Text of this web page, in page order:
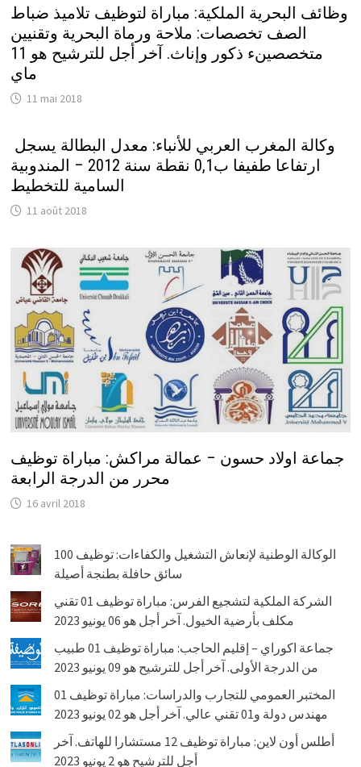
وظائف البحرية الملكية: مباراة لتوظيف تلاميذ ضباط
الصف تخصصات: ملاحة ورماة البحرية وتقنيين
متخصصينء ذكور وإناث. آخر أجل للترشيح هو 11
ماي
11 mai 2018
ارتفاعا طفيفا ب0,1 نقطة سنة 2012 – المندوبية
السامية للتخطيط
11 août 2018
جماعة اولاد حسون – عمالة مراكش: مباراة توظيف
محرر من الدرجة الرابعة
16 avril 2018
الوكالة الوطنية لإنعاش التشغيل والكفاءات: توظيف 100
سائق حافلة بطنجة أصيلة
الشركة الملكية لتشجيع الفرس: مباراة توظيف 01 تقني
مكلف بأرضية الخيول. آخر أجل هو 06 يونيو 2023
جماعة اكوراي – إقليم الحاجب: مباراة توظيف 01 طبيب
من الدرجة الأولى. آخر أجل للترشيح هو 09 يونيو 2023
المختبر العمومي للتجارب والدراسات: مباراة توظيف 01
مهندس دولة و01 تقني عالي. آخر أجل هو 02 يونيو 2023
أطلس أون لاين: مباراة توظيف 12 مستشارا للهاتف. آخر
أجل للترشيح هو 2 يونيو 2023